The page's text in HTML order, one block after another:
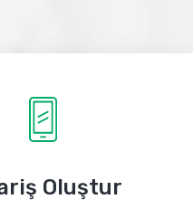
Oluştur